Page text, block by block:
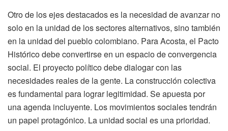
Otro de los ejes destacados es la necesidad de avanzar no
solo en la unidad de los sectores alternativos, sino también
en la unidad del pueblo colombiano. Para Acosta, el Pacto
Histórico debe convertirse en un espacio de convergencia
social. El proyecto político debe dialogar con las
necesidades reales de la gente. La construcción colectiva
es fundamental para lograr legitimidad. Se apuesta por
una agenda incluyente. Los movimientos sociales tendrán
un papel protagónico. La unidad social es una prioridad.